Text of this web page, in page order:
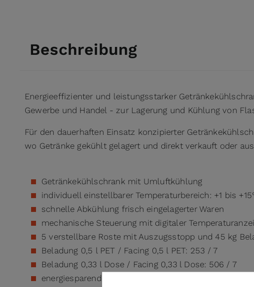
Beschreibung
Energieeffizienter und leistungsstarker
Gewerbe und Handel - zur Lagerung und Kühlung von
Für den dauerhaften Einsatz konzipierter
wo Getränke gekühlt gelagert und direkt verkauft oder
Getränkekühlschrank mit Umluftkühlung
individuell einstellbarer Temperaturbereich: +1 bis
schnelle Abkühlung frisch eingelagerter Waren
mechanische Steuerung mit digitaler
5 verstellbare Roste mit Auszugsstopp und 45 kg
Beladung 0,5 l PET / Facing 0,5 l PET: 253 / 7
Beladung 0,33 l Dose / Facing 0,33 l Dose: 506 / 7
energiesparende, separat schaltbare LED-